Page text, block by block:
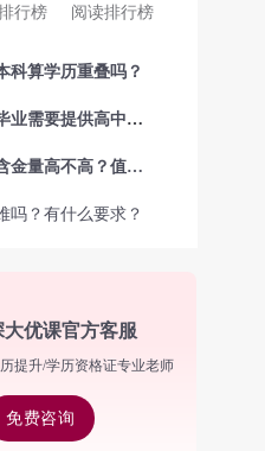
行榜 阅读排行榜
科算学历重叠吗？
自考大专申请毕业需要提供高中毕业证吗？
广东开放大学含金量高不高？值得报考吗？
吗？有什么要求？
大优课官方客服
提升/学历资格证专业老师
免费咨询